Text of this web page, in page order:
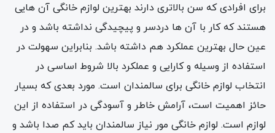
برای افرادی که سن بالاتری دارند بهترین لوازم خانگی آن هایی
هستند که کار با آن ها دردسر و پیچیدگی نداشته باشد و در
عین حال بهترین عملکرد هم داشته باشد. بنابراین سهولت در
استفاده از وسیله و کارایی و عملکرد بالا شروط اساسی در
انتخاب لوازم خانگی برای سالمندان است. مورد بعدی که بسیار
حائز اهمیت است، آرامش خاطر و آسودگی در استفاده از این
لوازم است. لوازم خانگی مور نیاز سالمندان باید کم صدا باشد و